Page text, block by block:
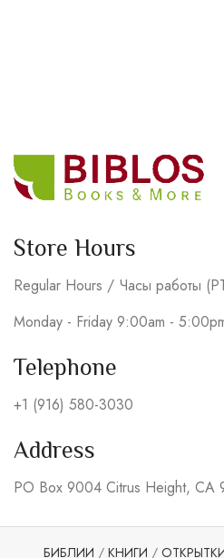
Store Hours
Regular Hours / Часы работы
Monday - Friday 9:00am -
Telephone
+1 (916) 580-3030
Address
PO Box 9004 Citrus Height, CA
БИБЛИИ / КНИГИ /